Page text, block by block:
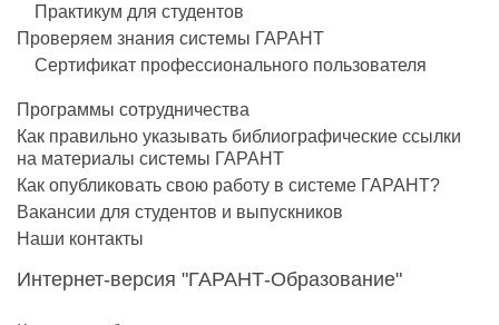
Практикум для студентов
Проверяем знания системы ГАРАНТ
Сертификат профессионального пользователя
Программы сотрудничества
Как правильно указывать библиографические ссылки
на материалы системы ГАРАНТ
Как опубликовать свою работу в системе ГАРАНТ?
Вакансии для студентов и выпускников
Наши контакты
Интернет-версия "ГАРАНТ-Образование"